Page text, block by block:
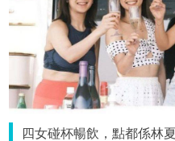
四女碰杯暢飲，點都係林